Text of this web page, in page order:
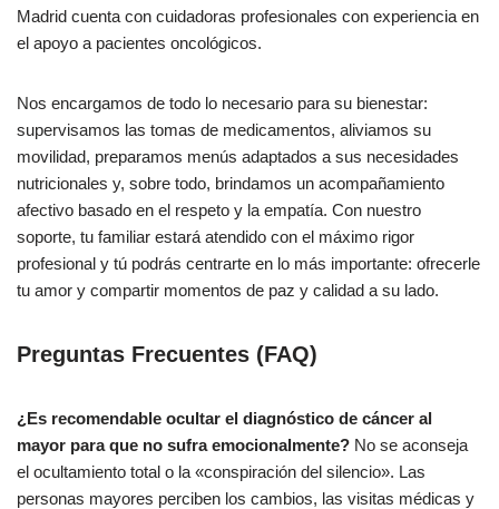
Madrid cuenta con cuidadoras profesionales con experiencia en
el apoyo a pacientes oncológicos.
Nos encargamos de todo lo necesario para su bienestar:
supervisamos las tomas de medicamentos, aliviamos su
movilidad, preparamos menús adaptados a sus necesidades
nutricionales y, sobre todo, brindamos un acompañamiento
afectivo basado en el respeto y la empatía. Con nuestro
soporte, tu familiar estará atendido con el máximo rigor
profesional y tú podrás centrarte en lo más importante: ofrecerle
tu amor y compartir momentos de paz y calidad a su lado.
Preguntas Frecuentes (FAQ)
¿Es recomendable ocultar el diagnóstico de cáncer al
mayor para que no sufra emocionalmente? No se aconseja
el ocultamiento total o la «conspiración del silencio». Las
personas mayores perciben los cambios, las visitas médicas y